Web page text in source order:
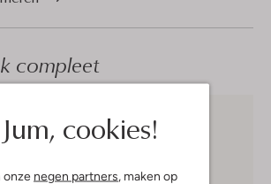
Jum, cookies!
onze negen partners, maken op
compleet